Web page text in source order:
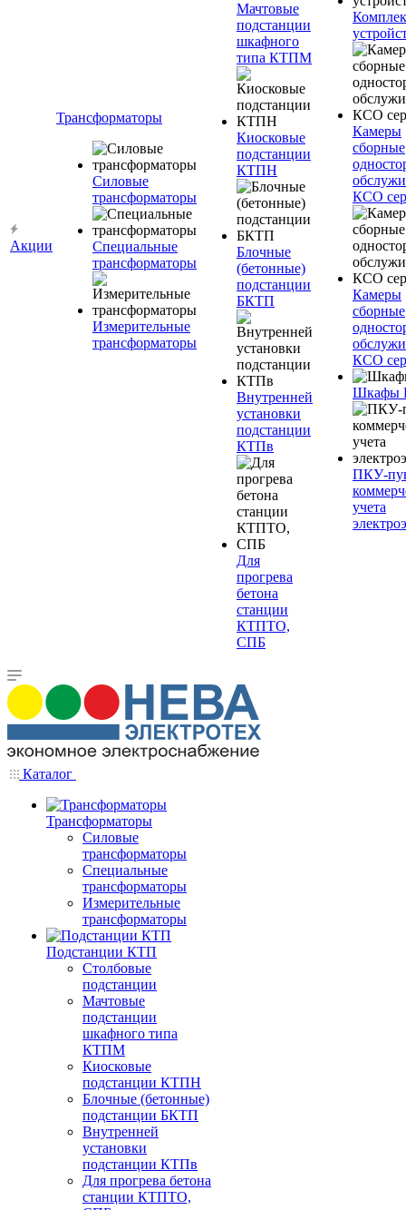
Акции
Трансформаторы
Силовые
трансформаторы
Специальные
трансформаторы
Измерительные
трансформаторы
Мачтовые
подстанции
шкафного
типа КТПМ
Киосковые
подстанции
КТПН
Блочные
(бетонные)
подстанции
БКТП
Внутренней
установки
подстанции
КТПв
Для
прогрева
бетона
станции
КТПТО,
СПБ
Камеры
сборные
КСО
Камеры
сборные
КСО
Шкафы
ПКУ-
учета
Каталог
Трансформаторы
Силовые
трансформаторы
Специальные
трансформаторы
Измерительные
трансформаторы
Подстанции КТП
Столбовые
подстанции
Мачтовые
подстанции
шкафного типа
КТПМ
Киосковые
подстанции КТПН
Блочные (бетонные)
подстанции БКТП
Внутренней
установки
подстанции КТПв
Для прогрева бетона
станции КТПТО,